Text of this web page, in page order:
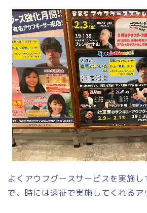
よくアウフグースサービスを実施
で、時には遠征で実施してくれるア